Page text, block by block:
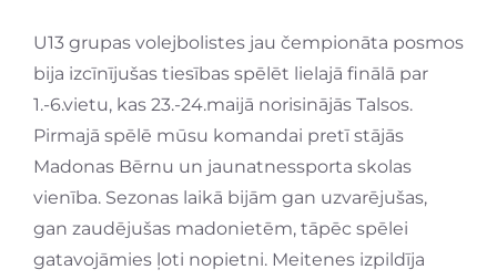
U13 grupas volejbolistes jau čempionāta posmos
bija izcīnījušas tiesības spēlēt lielajā finālā par
1.-6.vietu, kas 23.-24.maijā norisinājās Talsos.
Pirmajā spēlē mūsu komandai pretī stājās
Madonas Bērnu un jaunatnessporta skolas
vienība. Sezonas laikā bijām gan uzvarējušas,
gan zaudējušas madonietēm, tāpēc spēlei
gatavojāmies ļoti nopietni. Meitenes izpildīja